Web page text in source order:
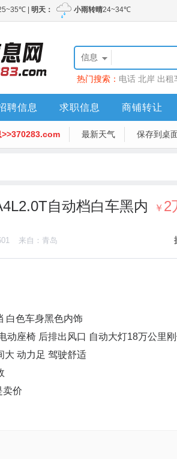
信息
热门搜索： 电话 北岸 出租
聘信息 求职信息 商铺转让
>>370283.com 最新天气 保存到桌
自动档白车黑内 ￥ 2
来自：青岛
白色车身黑色内饰
动座椅 后排出风口 自动大灯18万公里
大 动力足 驾驶舒适
卖价